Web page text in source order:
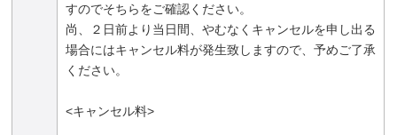
すのでそちらをご確認ください。
尚、２日前より当日間、やむなくキャンセルを申し出る
場合にはキャンセル料が発生致しますので、予めご了承
ください。
<キャンセル料>